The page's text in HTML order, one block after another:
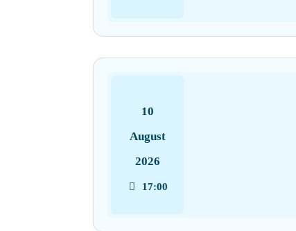
10
August
2026
17:00